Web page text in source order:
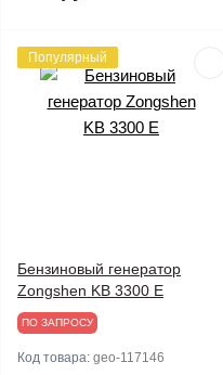
Популярный
Бензиновый генератор
Zongshen KB 3300 E
ПО ЗАПРОСУ
Код товара: geo-117146